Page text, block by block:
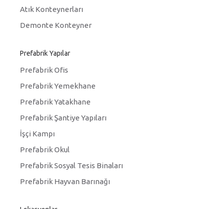
Atık Konteynerları
Demonte Konteyner
Prefabrik Yapılar
Prefabrik Ofis
Prefabrik Yemekhane
Prefabrik Yatakhane
Prefabrik Şantiye Yapıları
İşçi Kampı
Prefabrik Okul
Prefabrik Sosyal Tesis Binaları
Prefabrik Hayvan Barınağı